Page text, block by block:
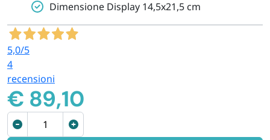
PERSONA E MEDICALI
AVVOLGENTI E CONTENITORI ALIMENTARI
PET
PARTY
Dimensione Display 14,5x21,5 cm
5,0/5
4
recensioni
€ 89,10
Display
eliminacode